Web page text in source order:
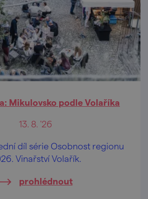
Mikulovsko podle Volaříka
13. 8. '26
díl série Osobnost regionu
Vinařství Volařík.
prohlédnout